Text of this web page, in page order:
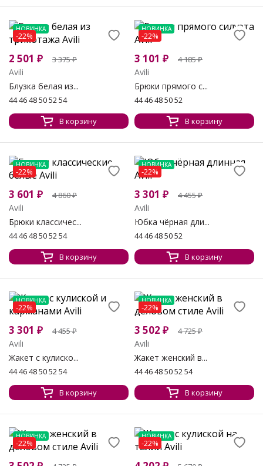
НОВИНКА
-22%
2 501 ₽ 3 375₽
Avili
Блузка белая из...
44 46 48 50 52 54
В корзину
НОВИНКА
-22%
3 101 ₽ 4 185₽
Avili
Брюки прямого с...
44 46 48 50 52
В корзину
НОВИНКА
-22%
3 601 ₽ 4 860₽
Avili
Брюки классичес...
44 46 48 50 52 54
В корзину
НОВИНКА
-22%
3 301 ₽ 4 455₽
Avili
Юбка чёрная дли...
44 46 48 50 52
В корзину
НОВИНКА
-22%
3 301 ₽ 4 455₽
Avili
Жакет с кулиско...
44 46 48 50 52 54
В корзину
НОВИНКА
-22%
3 502 ₽ 4 725₽
Avili
Жакет женский в...
44 46 48 50 52 54
В корзину
НОВИНКА
-22%
НОВИНКА
-22%